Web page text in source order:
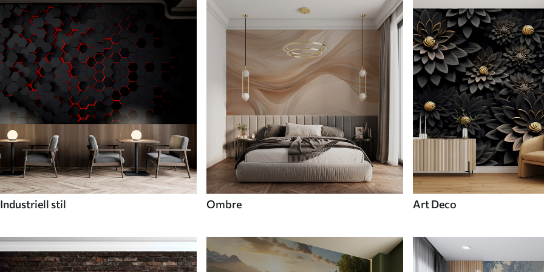
Industriell stil Ombre Art Deco